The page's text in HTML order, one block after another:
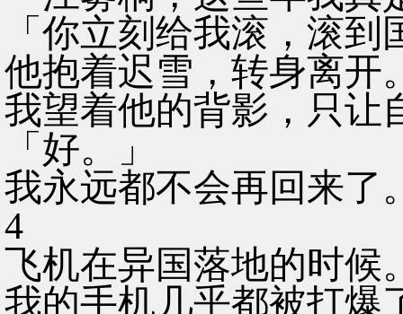
「你立刻给我滚，滚
他抱着迟雪，转身离开
我望着他的背影，只让
「好。」
我永远都不会再回来了
4
飞机在异国落地的时候
我的手机几乎都被打爆